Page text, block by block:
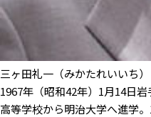
三ヶ田礼一（みかたれいいち）
1967年（昭和42年）1月14日
高等学校から明治大学へ進学